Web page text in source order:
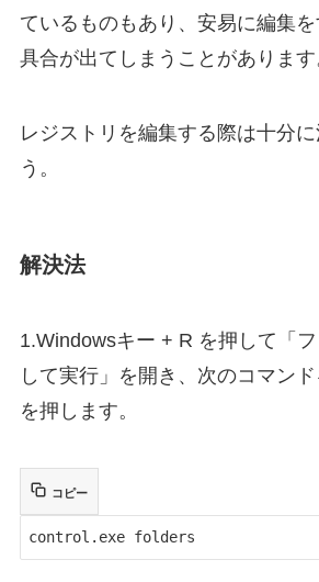
ているものもあり、安易に編集
具合が出てしまうことがあります
レジストリを編集する際は十分
う。
解決法
1.Windowsキー + R を押して「
して実行」を開き、次のコマン
を押します。
コピー
control.exe folders